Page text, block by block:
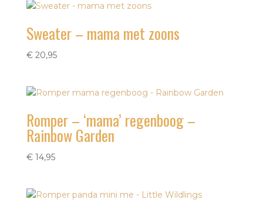
Sweater – mama met zoons
€20,95
Romper – ‘mama’ regenboog –
Rainbow Garden
€14,95